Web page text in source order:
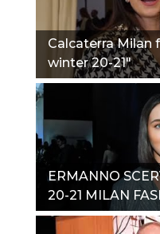
Calcaterra Milan
winter 20-21"
ERMANNO
20-21 MILAN